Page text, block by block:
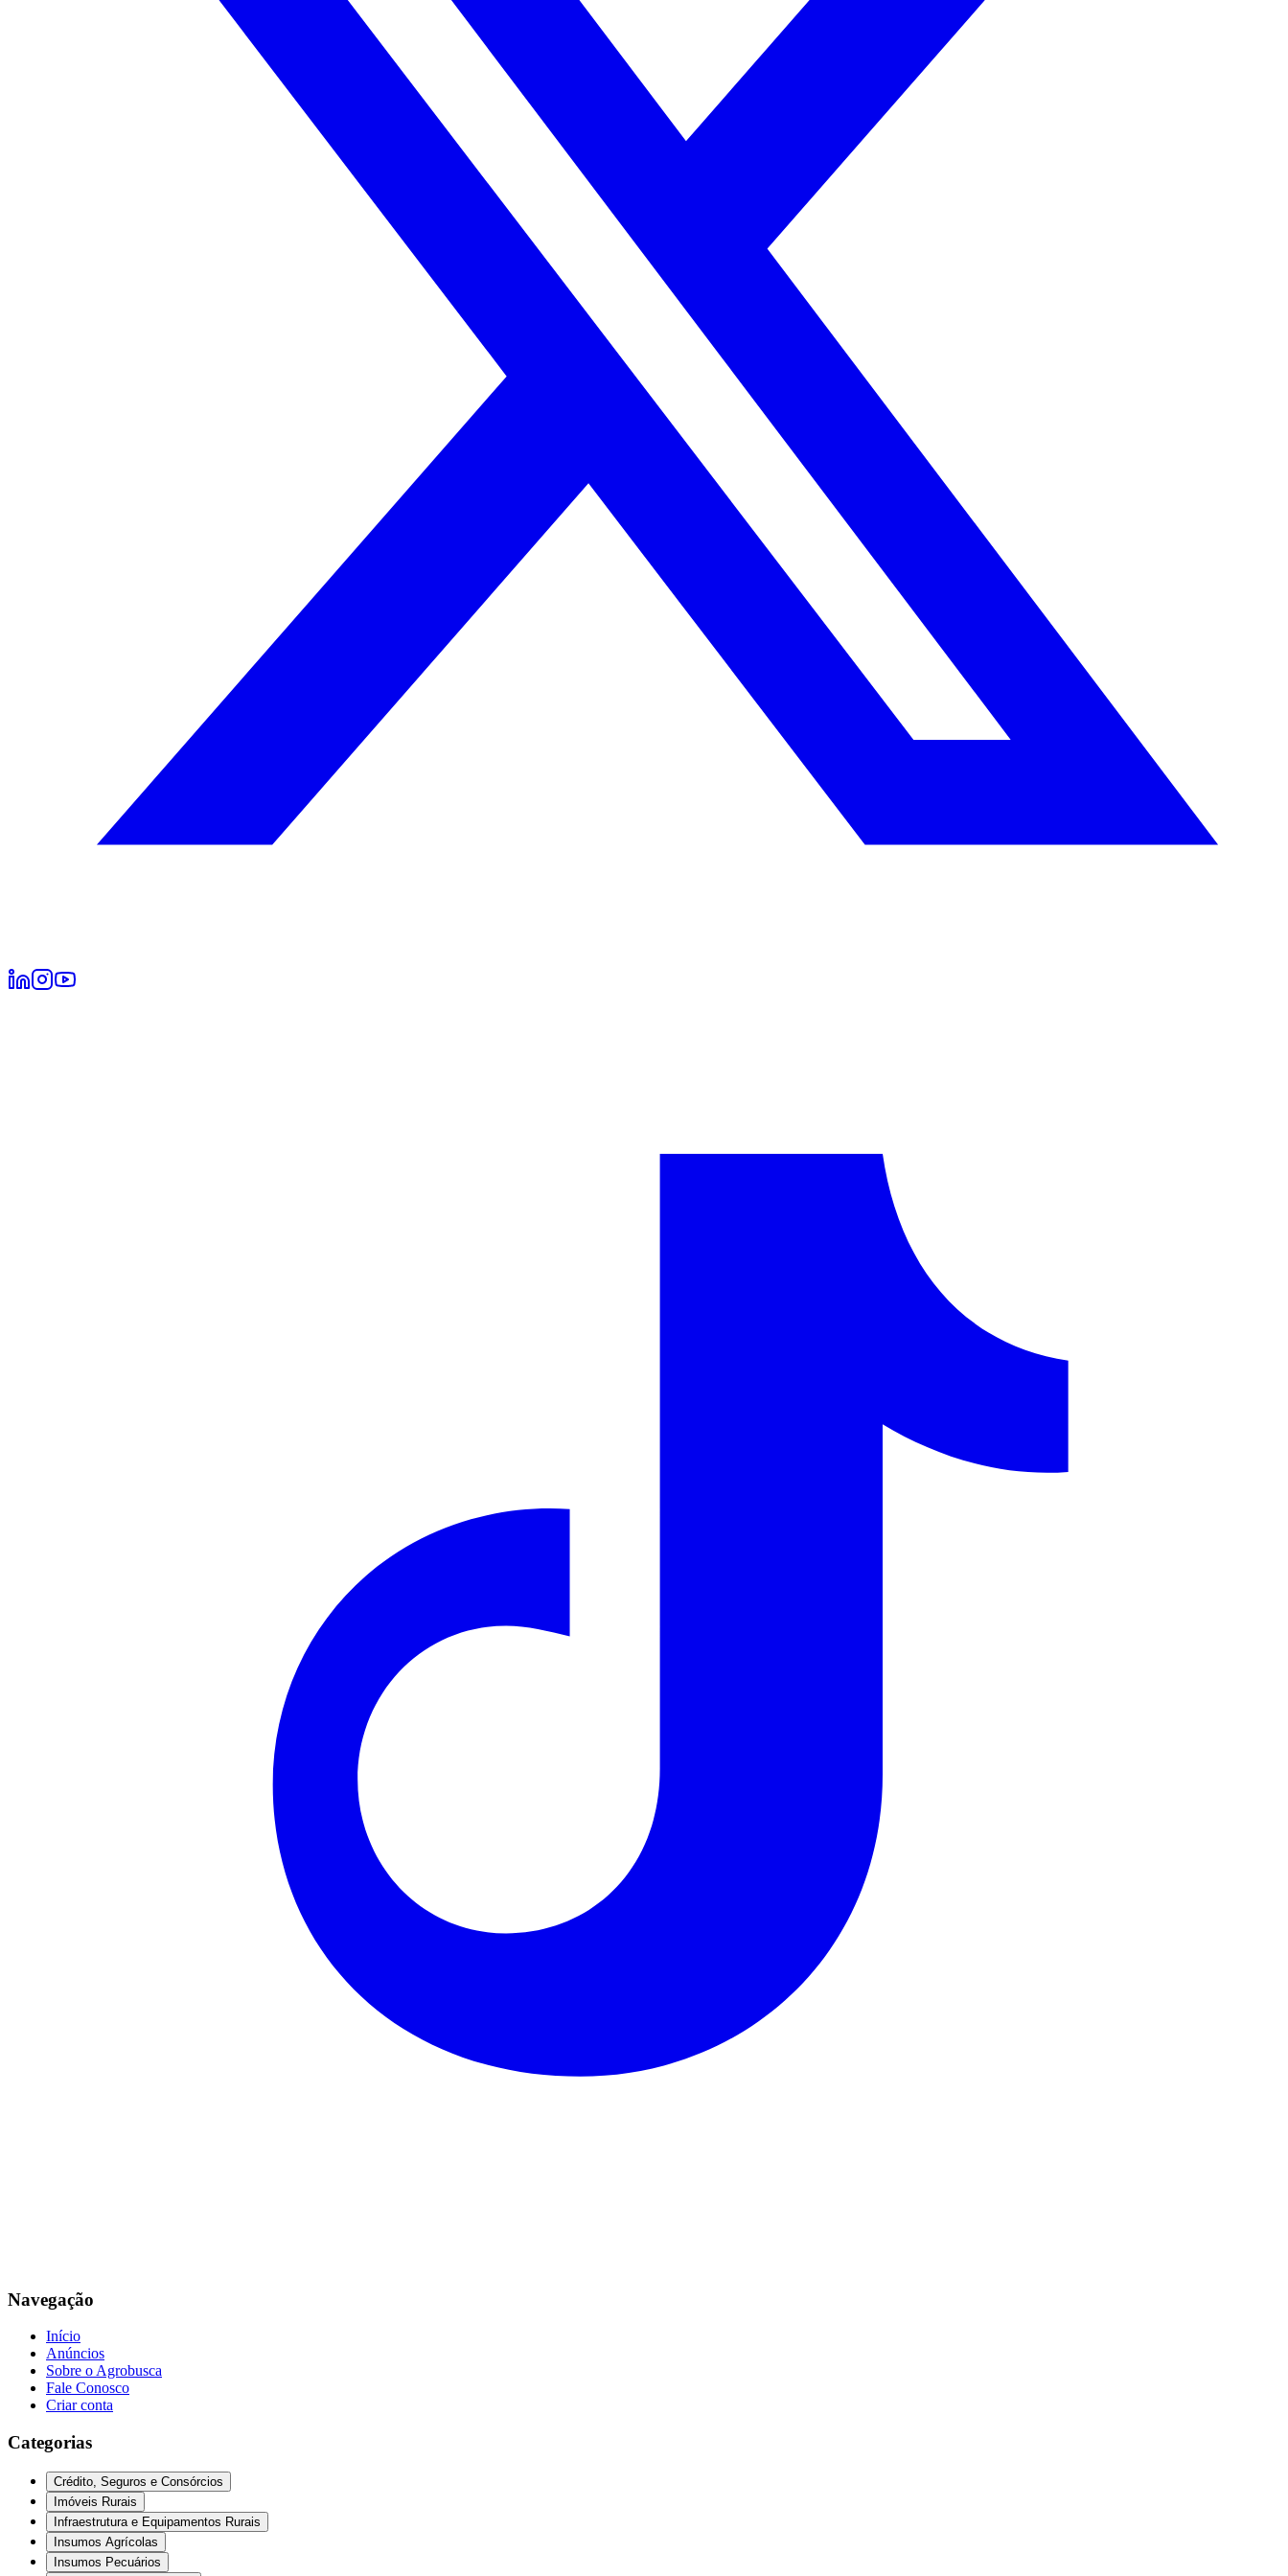
Navegação
Início
Anúncios
Sobre o Agrobusca
Fale Conosco
Criar conta
Categorias
Crédito, Seguros e Consórcios
Imóveis Rurais
Infraestrutura e Equipamentos Rurais
Insumos Agrícolas
Insumos Pecuários